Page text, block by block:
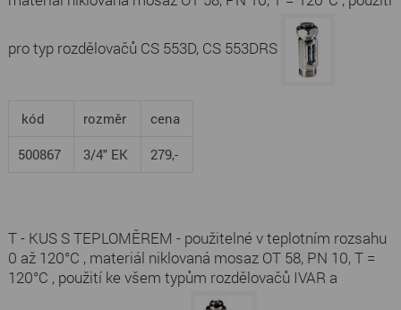
pro typ rozdělovačů CS 553D, CS 553DRS
kód rozměr
cena
500867
3/4" EK 279,-
T - KUS S TEPLOMĚREM - použitelné v teplotním rozsahu
0 až 120°C , materiál niklovaná mosaz OT 58, PN 10, T =
120°C , použití ke všem typům rozdělovačů IVAR a